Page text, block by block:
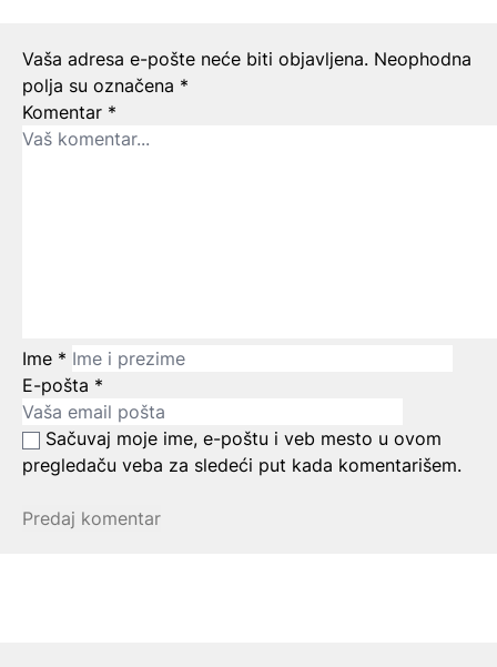
Ostavite odgovor
Vaša adresa e-pošte neće biti objavljena. Neophodna
polja su označena *
Komentar *
Ime *
E-pošta *
Sačuvaj moje ime, e-poštu i veb mesto u ovom
pregledaču veba za sledeći put kada komentarišem.